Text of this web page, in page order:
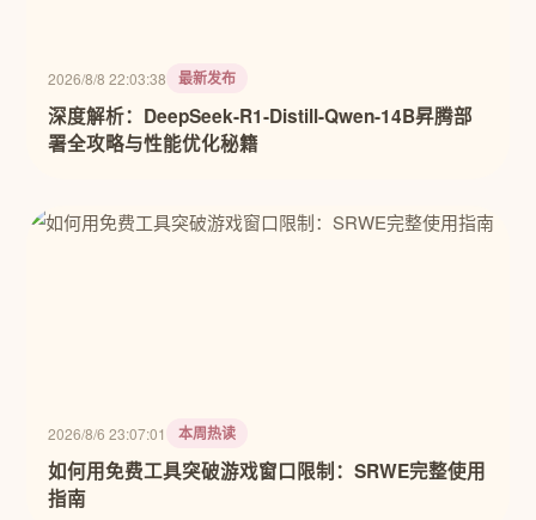
2026/8/8 22:03:38 最新发布
深度解析：DeepSeek-R1-Distill-Qwen-14B昇腾部
署全攻略与性能优化秘籍
2026/8/6 23:07:01 本周热读
如何用免费工具突破游戏窗口限制：SRWE完整使用
指南